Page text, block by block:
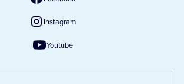
Instagram
Youtube